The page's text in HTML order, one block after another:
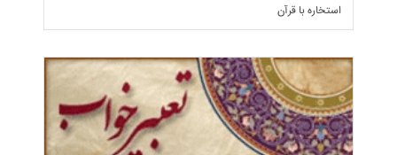
استخاره با قرآن